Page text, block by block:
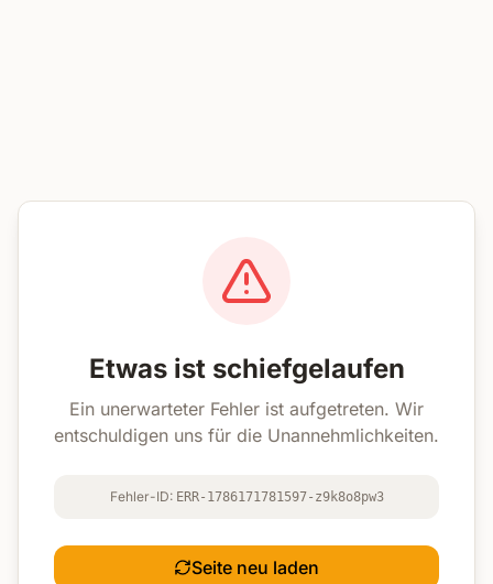
Etwas ist schiefgelaufen
Ein unerwarteter Fehler ist aufgetreten. Wir
entschuldigen uns für die Unannehmlichkeiten.
Fehler-ID: ERR-1786171781597-z9k8o8pw3
Seite neu laden